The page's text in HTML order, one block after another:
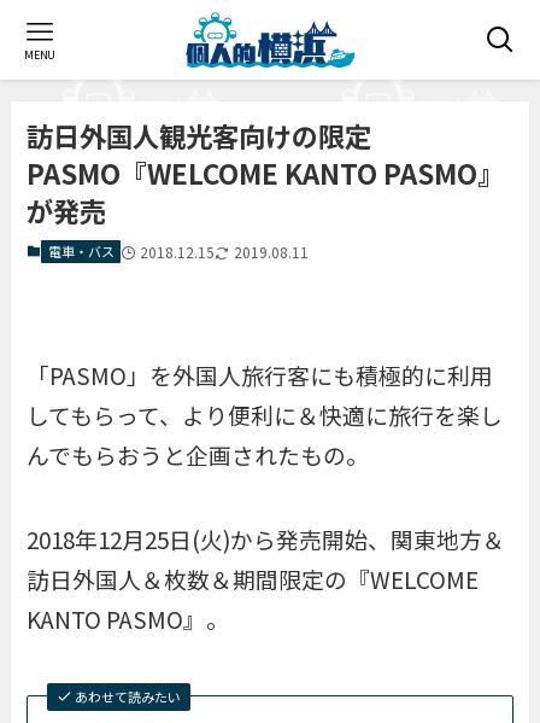
MENU
訪日外国人観光客向けの限定
PASMO『WELCOME KANTO PASMO』
が発売
電車・バス 2018.12.15 2019.08.11
「PASMO」を外国人旅行客にも積極的に利用
してもらって、より便利に＆快適に旅行を楽し
んでもらおうと企画されたもの。
2018年12月25日(火)から発売開始、関東地方＆
訪日外国人＆枚数＆期間限定の『WELCOME
KANTO PASMO』。
あわせて読みたい